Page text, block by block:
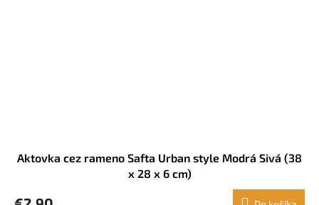
Aktovka cez rameno Safta Urban style Modrá Sivá (38
x 28 x 6 cm)